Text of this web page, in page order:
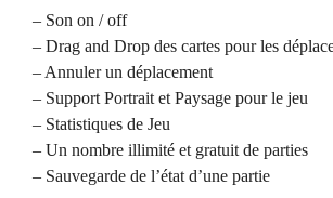
– Son on / off
– Drag and Drop des cartes pour les
– Annuler un déplacement
– Support Portrait et Paysage pour le jeu
– Statistiques de Jeu
– Un nombre illimité et gratuit de parties
– Sauvegarde de l’état d’une partie